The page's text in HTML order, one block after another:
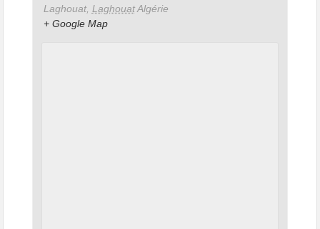
Laghouat, LaghouatAlgérie
+ Google Map